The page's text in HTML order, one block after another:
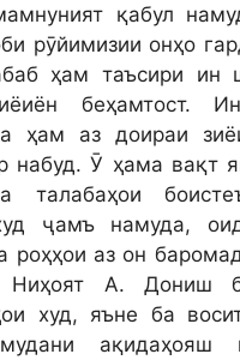
қабул
рӯйимизии онҳо
ҳам таъсири ин
беҳамтост.
ҳам аз доираи
набуд. Ӯ ҳама вақт
талабаҳои
ҷамъ намуда,
роҳҳои аз он
Ниҳоят А. Дониш
худ, яъне ба
ақидаҳояш